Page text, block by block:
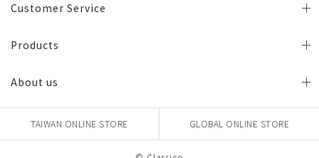
Customer Service
Products
About us
TAIWAN ONLINE STORE GLOBAL ONLINE STORE